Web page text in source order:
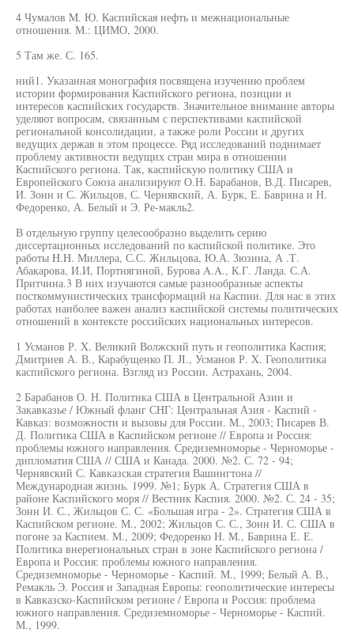
4 Чумалов M. Ю. Каспийская нефть и межнациональные
отношения. М.: ЦИМО, 2000.
5 Там же. С. 165.
ний1. Указанная монография посвящена изучению проблем
истории формирования Каспийского региона, позиции и
интересов каспийских государств. Значительное внимание авторы
уделяют вопросам, связанным с перспективами каспийской
региональной консолидации, а также роли России и других
ведущих держав в этом процессе. Ряд исследований поднимает
проблему активности ведущих стран мира в отношении
Каспийского региона. Так, каспийскую политику США и
Европейского Союза анализируют О.Н. Барабанов, В.Д. Писарев,
И. Зонн и С. Жильцов, С. Чернявский, А. Бурк, Е. Баврина и Н.
Федоренко, А. Белый и Э. Ре-макль2.
В отдельную группу целесообразно выделить серию
диссертационных исследований по каспийской политике. Это
работы H.H. Миллера, С.С. Жильцова, Ю.А. Зюзина, А .Т.
Абакарова, И.И, Портнягиной, Бурова A.A., К.Г. Ланда. С.А.
Притчина.3 В них изучаются самые разнообразные аспекты
посткоммунистических трансформаций на Каспии. Для нас в этих
работах наиболее важен анализ каспийской системы политических
отношений в контексте российских национальных интересов.
1 Усманов Р. X. Великий Волжский путь и геополитика Каспия;
Дмитриев А. В., Карабущенко П. JI., Усманов Р. X. Геополитика
каспийского региона. Взгляд из России. Астрахань, 2004.
2 Барабанов О. Н. Политика США в Центральной Азии и
Закавказье / Южный фланг СНГ: Центральная Азия - Каспий -
Кавказ: возможности и вызовы для России. М., 2003; Писарев В.
Д. Политика США в Каспийском регионе // Европа и Россия:
проблемы южного направления. Средиземноморье - Черноморье -
дипломатия США // США и Канада. 2000. №2. С. 72 - 94;
Чернявский С. Кавказская стратегия Вашингтона //
Международная жизнь. 1999. №1; Бурк А. Стратегия США в
районе Каспийского моря // Вестник Каспия. 2000. №2. С. 24 - 35;
Зонн И. С., Жильцов С. С. «Большая игра - 2». Стратегия США в
Каспийском регионе. М., 2002; Жильцов С. С., Зонн И. С. США в
погоне за Каспием. М., 2009; Федоренко Н. М., Баврина Е. Е.
Политика внерегиональных стран в зоне Каспийского региона /
Европа и Россия: проблемы южного направления.
Средиземноморье - Черноморье - Каспий. М., 1999; Белый А. В.,
Ремакль Э. Россия и Западная Европы: геополитические интересы
в Кавказско-Каспийском регионе / Европа и Россия: проблема
южного направления. Средиземноморье - Черноморье - Каспий.
М., 1999.